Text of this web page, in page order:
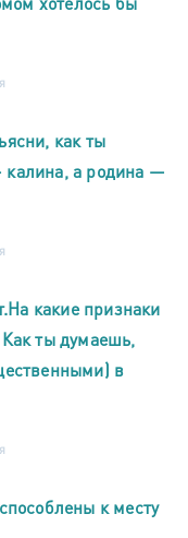
как ты
а родина —
какие признаки
ты думаешь,
в
к месту